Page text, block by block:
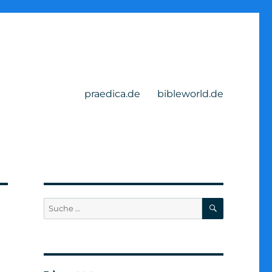
praedica.de bibleworld.de
Suche
nach:
SUCHEN